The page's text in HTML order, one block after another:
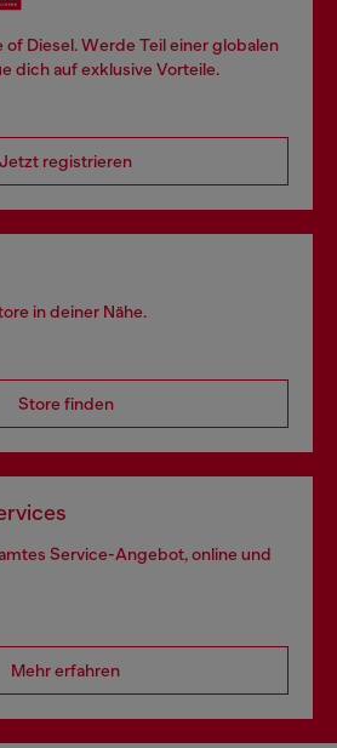
of Diesel. Werde Teil einer globalen
dich auf exklusive Vorteile.
Jetzt registrieren
in deiner Nähe.
Store finden
Service-Angebot, online und
Mehr erfahren